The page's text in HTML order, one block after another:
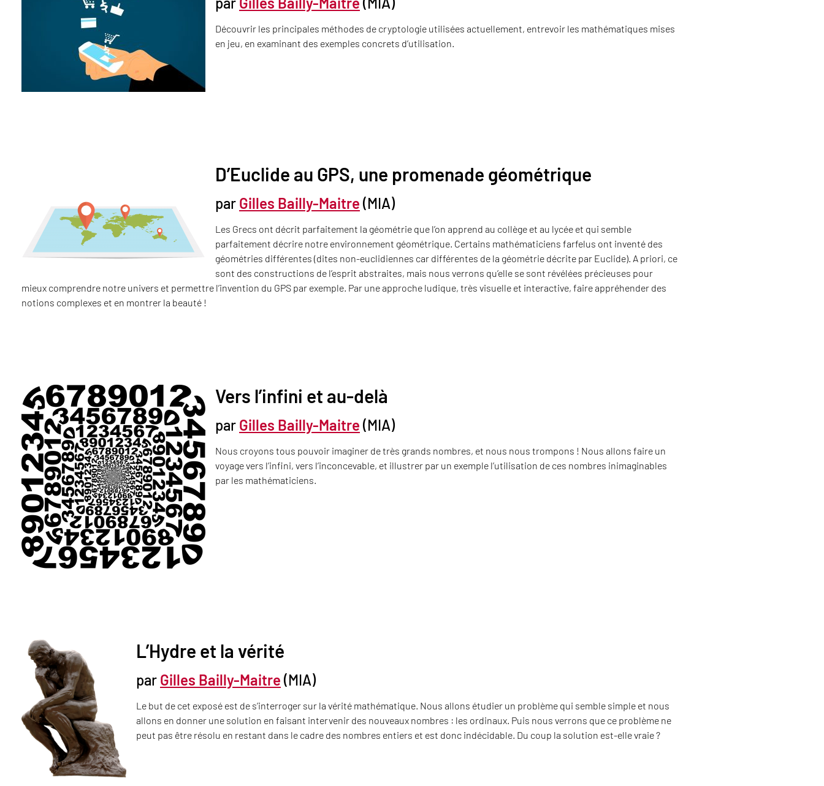
Découvrir les principales méthodes de cryptologie utilisées actuellement, entrevoir les mathématiques mises
en jeu, en examinant des exemples concrets d’utilisation.
D’Euclide au GPS, une promenade géométrique
par Gilles Bailly-Maitre (MIA)
Les Grecs ont décrit parfaitement la géométrie que l’on apprend au collège et au lycée et qui semble
parfaitement décrire notre environnement géométrique. Certains mathématiciens farfelus ont inventé des
géométries différentes (dites non-euclidiennes car différentes de la géométrie décrite par Euclide). A priori, ce
sont des constructions de l’esprit abstraites, mais nous verrons qu’elle se sont révélées précieuses pour
mieux comprendre notre univers et permettre l’invention du GPS par exemple. Par une approche ludique, très visuelle et interactive, faire appréhender des
notions complexes et en montrer la beauté !
Vers l’infini et au-delà
par Gilles Bailly-Maitre (MIA)
Nous croyons tous pouvoir imaginer de très grands nombres, et nous nous trompons ! Nous allons faire un
voyage vers l’infini, vers l’inconcevable, et illustrer par un exemple l’utilisation de ces nombres inimaginables
par les mathématiciens.
L’Hydre et la vérité
par Gilles Bailly-Maitre (MIA)
Le but de cet exposé est de s’interroger sur la vérité mathématique. Nous allons étudier un problème qui semble simple et nous
allons en donner une solution en faisant intervenir des nouveaux nombres : les ordinaux. Puis nous verrons que ce problème ne
peut pas être résolu en restant dans le cadre des nombres entiers et est donc indécidable. Du coup la solution est-elle vraie ?